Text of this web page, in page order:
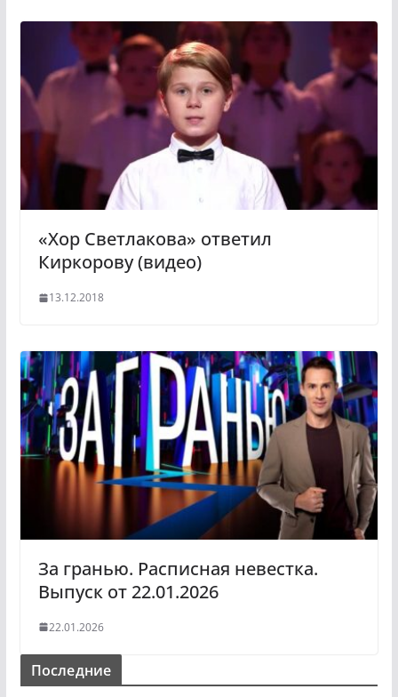
«Хор Светлакова» ответил
Киркорову (видео)
13.12.2018
За гранью. Расписная невестка.
Выпуск от 22.01.2026
22.01.2026
Последние